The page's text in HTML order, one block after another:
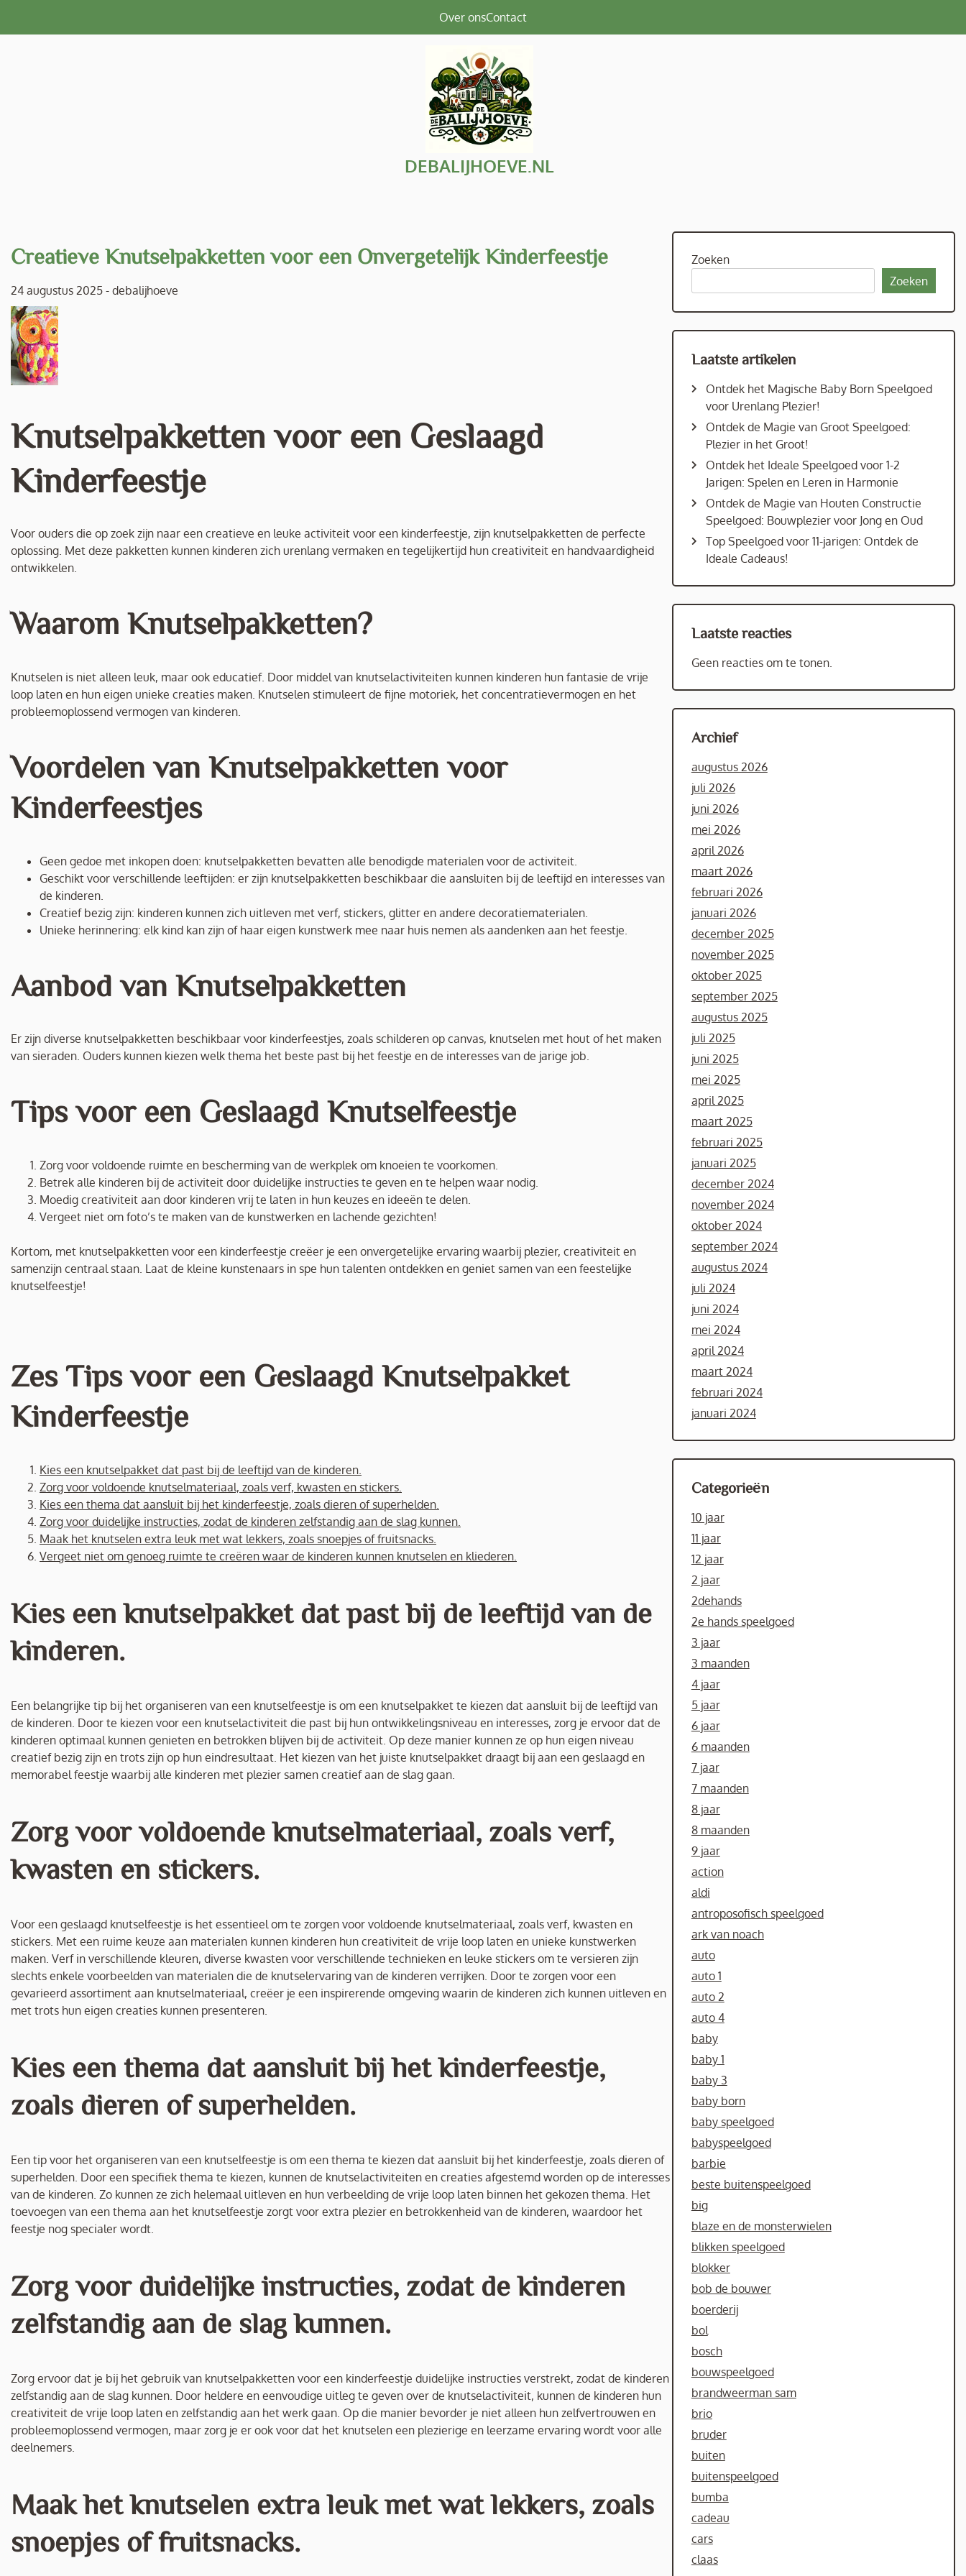
Over onsContact
DEBALIJHOEVE.NL
Creatieve Knutselpakketten voor een Onvergetelijk Kinderfeestje
24 augustus 2025 - debalijhoeve
Knutselpakketten voor een Geslaagd
Kinderfeestje
Voor ouders die op zoek zijn naar een creatieve en leuke activiteit voor een kinderfeestje, zijn knutselpakketten de perfecte
oplossing. Met deze pakketten kunnen kinderen zich urenlang vermaken en tegelijkertijd hun creativiteit en handvaardigheid
ontwikkelen.
Waarom Knutselpakketten?
Knutselen is niet alleen leuk, maar ook educatief. Door middel van knutselactiviteiten kunnen kinderen hun fantasie de vrije
loop laten en hun eigen unieke creaties maken. Knutselen stimuleert de fijne motoriek, het concentratievermogen en het
probleemoplossend vermogen van kinderen.
Voordelen van Knutselpakketten voor
Kinderfeestjes
Geen gedoe met inkopen doen: knutselpakketten bevatten alle benodigde materialen voor de activiteit.
Geschikt voor verschillende leeftijden: er zijn knutselpakketten beschikbaar die aansluiten bij de leeftijd en interesses van
de kinderen.
Creatief bezig zijn: kinderen kunnen zich uitleven met verf, stickers, glitter en andere decoratiematerialen.
Unieke herinnering: elk kind kan zijn of haar eigen kunstwerk mee naar huis nemen als aandenken aan het feestje.
Aanbod van Knutselpakketten
Er zijn diverse knutselpakketten beschikbaar voor kinderfeestjes, zoals schilderen op canvas, knutselen met hout of het maken
van sieraden. Ouders kunnen kiezen welk thema het beste past bij het feestje en de interesses van de jarige job.
Tips voor een Geslaagd Knutselfeestje
Zorg voor voldoende ruimte en bescherming van de werkplek om knoeien te voorkomen.
Betrek alle kinderen bij de activiteit door duidelijke instructies te geven en te helpen waar nodig.
Moedig creativiteit aan door kinderen vrij te laten in hun keuzes en ideeën te delen.
Vergeet niet om foto’s te maken van de kunstwerken en lachende gezichten!
Kortom, met knutselpakketten voor een kinderfeestje creëer je een onvergetelijke ervaring waarbij plezier, creativiteit en
samenzijn centraal staan. Laat de kleine kunstenaars in spe hun talenten ontdekken en geniet samen van een feestelijke
knutselfeestje!
Zes Tips voor een Geslaagd Knutselpakket
Kinderfeestje
Kies een knutselpakket dat past bij de leeftijd van de kinderen.
Zorg voor voldoende knutselmateriaal, zoals verf, kwasten en stickers.
Kies een thema dat aansluit bij het kinderfeestje, zoals dieren of superhelden.
Zorg voor duidelijke instructies, zodat de kinderen zelfstandig aan de slag kunnen.
Maak het knutselen extra leuk met wat lekkers, zoals snoepjes of fruitsnacks.
Vergeet niet om genoeg ruimte te creëren waar de kinderen kunnen knutselen en kliederen.
Kies een knutselpakket dat past bij de leeftijd van de
kinderen.
Een belangrijke tip bij het organiseren van een knutselfeestje is om een knutselpakket te kiezen dat aansluit bij de leeftijd van
de kinderen. Door te kiezen voor een knutselactiviteit die past bij hun ontwikkelingsniveau en interesses, zorg je ervoor dat de
kinderen optimaal kunnen genieten en betrokken blijven bij de activiteit. Op deze manier kunnen ze op hun eigen niveau
creatief bezig zijn en trots zijn op hun eindresultaat. Het kiezen van het juiste knutselpakket draagt bij aan een geslaagd en
memorabel feestje waarbij alle kinderen met plezier samen creatief aan de slag gaan.
Zorg voor voldoende knutselmateriaal, zoals verf,
kwasten en stickers.
Voor een geslaagd knutselfeestje is het essentieel om te zorgen voor voldoende knutselmateriaal, zoals verf, kwasten en
stickers. Met een ruime keuze aan materialen kunnen kinderen hun creativiteit de vrije loop laten en unieke kunstwerken
maken. Verf in verschillende kleuren, diverse kwasten voor verschillende technieken en leuke stickers om te versieren zijn
slechts enkele voorbeelden van materialen die de knutselervaring van de kinderen verrijken. Door te zorgen voor een
gevarieerd assortiment aan knutselmateriaal, creëer je een inspirerende omgeving waarin de kinderen zich kunnen uitleven en
met trots hun eigen creaties kunnen presenteren.
Kies een thema dat aansluit bij het kinderfeestje,
zoals dieren of superhelden.
Een tip voor het organiseren van een knutselfeestje is om een thema te kiezen dat aansluit bij het kinderfeestje, zoals dieren of
superhelden. Door een specifiek thema te kiezen, kunnen de knutselactiviteiten en creaties afgestemd worden op de interesses
van de kinderen. Zo kunnen ze zich helemaal uitleven en hun verbeelding de vrije loop laten binnen het gekozen thema. Het
toevoegen van een thema aan het knutselfeestje zorgt voor extra plezier en betrokkenheid van de kinderen, waardoor het
feestje nog specialer wordt.
Zorg voor duidelijke instructies, zodat de kinderen
zelfstandig aan de slag kunnen.
Zorg ervoor dat je bij het gebruik van knutselpakketten voor een kinderfeestje duidelijke instructies verstrekt, zodat de kinderen
zelfstandig aan de slag kunnen. Door heldere en eenvoudige uitleg te geven over de knutselactiviteit, kunnen de kinderen hun
creativiteit de vrije loop laten en zelfstandig aan het werk gaan. Op die manier bevorder je niet alleen hun zelfvertrouwen en
probleemoplossend vermogen, maar zorg je er ook voor dat het knutselen een plezierige en leerzame ervaring wordt voor alle
deelnemers.
Maak het knutselen extra leuk met wat lekkers, zoals
snoepjes of fruitsnacks.
Zoeken
Zoeken
Laatste artikelen
Ontdek het Magische Baby Born Speelgoed
voor Urenlang Plezier!
Ontdek de Magie van Groot Speelgoed:
Plezier in het Groot!
Ontdek het Ideale Speelgoed voor 1-2
Jarigen: Spelen en Leren in Harmonie
Ontdek de Magie van Houten Constructie
Speelgoed: Bouwplezier voor Jong en Oud
Top Speelgoed voor 11-jarigen: Ontdek de
Ideale Cadeaus!
Laatste reacties
Geen reacties om te tonen.
Archief
augustus 2026
juli 2026
juni 2026
mei 2026
april 2026
maart 2026
februari 2026
januari 2026
december 2025
november 2025
oktober 2025
september 2025
augustus 2025
juli 2025
juni 2025
mei 2025
april 2025
maart 2025
februari 2025
januari 2025
december 2024
november 2024
oktober 2024
september 2024
augustus 2024
juli 2024
juni 2024
mei 2024
april 2024
maart 2024
februari 2024
januari 2024
Categorieën
10 jaar
11 jaar
12 jaar
2 jaar
2dehands
2e hands speelgoed
3 jaar
3 maanden
4 jaar
5 jaar
6 jaar
6 maanden
7 jaar
7 maanden
8 jaar
8 maanden
9 jaar
action
aldi
antroposofisch speelgoed
ark van noach
auto
auto 1
auto 2
auto 4
baby
baby 1
baby 3
baby born
baby speelgoed
babyspeelgoed
barbie
beste buitenspeelgoed
big
blaze en de monsterwielen
blikken speelgoed
blokker
bob de bouwer
boerderij
bol
bosch
bouwspeelgoed
brandweerman sam
brio
bruder
buiten
buitenspeelgoed
bumba
cadeau
cars
claas